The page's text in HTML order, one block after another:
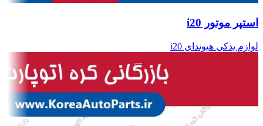
استپر موتور i20
لوازم یدکی هیوندای i20